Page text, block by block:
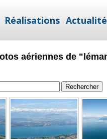
Réalisations Actualité